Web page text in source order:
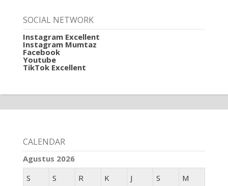
SOCIAL NETWORK
Instagram Excellent
Instagram Mumtaz
Facebook
Youtube
TikTok Excellent
CALENDAR
Agustus 2026
S
S R K J S M